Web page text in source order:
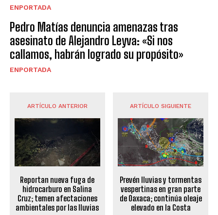
ENPORTADA
Pedro Matías denuncia amenazas tras
asesinato de Alejandro Leyva: «Si nos
callamos, habrán logrado su propósito»
ENPORTADA
ARTÍCULO ANTERIOR
Reportan nueva fuga de
hidrocarburo en Salina
Cruz; temen afectaciones
ambientales por las lluvias
ARTÍCULO SIGUIENTE
Prevén lluvias y tormentas
vespertinas en gran parte
de Oaxaca; continúa oleaje
elevado en la Costa